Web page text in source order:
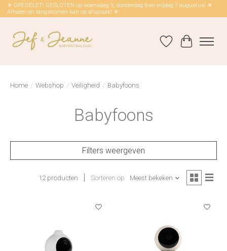
☀ OPEGELET! GESLOTEN op woensdag 5, donderdag 6 en vrijdag 7 augustus! ☀
Afhalen en langskomen kan op afspraak! ☀
Verlanglijst
Home / Webshop / Veiligheid / Babyfoons
Babyfoons
Filters weergeven
12 producten Sorteren op Meest bekeken